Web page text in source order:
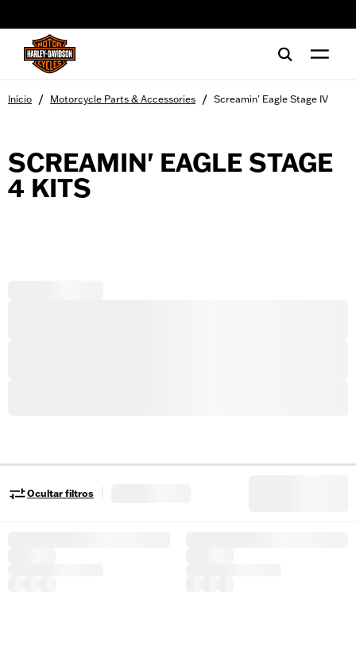
Início / Motorcycle Parts & Accessories / Screamin' Eagle Stage IV
SCREAMIN' EAGLE STAGE
4 KITS
Ocultar filtros